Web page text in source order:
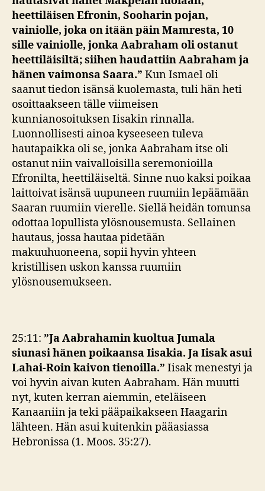
heettiläisen Efronin, Sooharin pojan,
vainiolle, joka on itään päin Mamresta, 10
sille vainiolle, jonka Aabraham oli ostanut
heettiläisiltä; siihen haudattiin Aabraham ja
hänen vaimonsa Saara.” Kun Ismael oli
saanut tiedon isänsä kuolemasta, tuli hän heti
osoittaakseen tälle viimeisen
kunnianosoituksen Iisakin rinnalla.
Luonnollisesti ainoa kyseeseen tuleva
hautapaikka oli se, jonka Aabraham itse oli
ostanut niin vaivalloisilla seremonioilla
Efronilta, heettiläiseltä. Sinne nuo kaksi poikaa
laittoivat isänsä uupuneen ruumiin lepäämään
Saaran ruumiin vierelle. Siellä heidän tomunsa
odottaa lopullista ylösnousemusta. Sellainen
hautaus, jossa hautaa pidetään
makuuhuoneena, sopii hyvin yhteen
kristillisen uskon kanssa ruumiin
ylösnousemukseen.
25:11: ”Ja Aabrahamin kuoltua Jumala
siunasi hänen poikaansa Iisakia. Ja Iisak asui
Lahai-Roin kaivon tienoilla.” Iisak menestyi ja
voi hyvin aivan kuten Aabraham. Hän muutti
nyt, kuten kerran aiemmin, eteläiseen
Kanaaniin ja teki pääpaikakseen Haagarin
lähteen. Hän asui kuitenkin pääasiassa
Hebronissa (1. Moos. 35:27).